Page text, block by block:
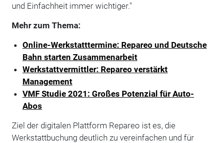
und Einfachheit immer wichtiger."
Mehr zum Thema:
Online-Werkstatttermine: Repareo und Deutsche
Bahn starten Zusammenarbeit
Werkstattvermittler: Repareo verstärkt
Management
VMF Studie 2021: Großes Potenzial für Auto-
Abos
Ziel der digitalen Plattform Repareo ist es, die
Werkstattbuchung deutlich zu vereinfachen und für